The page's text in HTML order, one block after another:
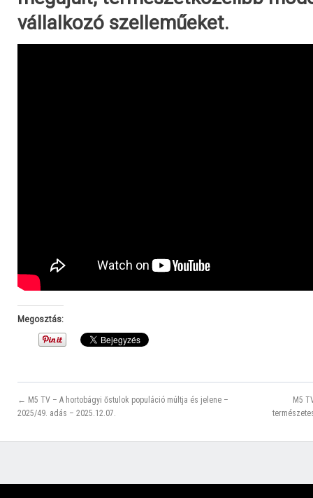
vállalkozó szelleműeket.
Megosztás:
← M5 TV – A hortobágyi őstulok populáció múltja és jelene –
2025/49. adás – 2025.12.07.
M5